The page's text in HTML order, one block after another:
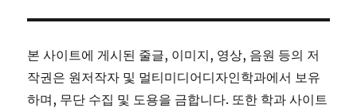
본 사이트에 게시된 줄글, 이미지, 영상, 음원 등의 저
작권은 원저작자 및 멀티미디어디자인학과에서 보유
하며, 무단 수집 및 도용을 금합니다. 또한 학과 사이트